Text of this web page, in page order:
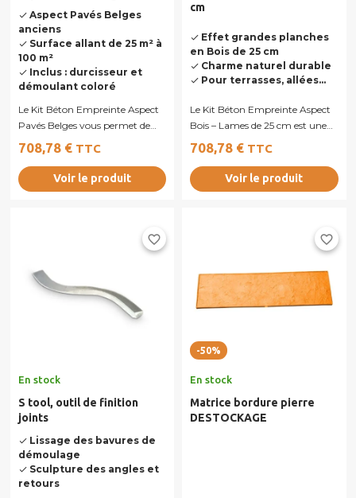
doneAspect Pavés Belges
anciens
doneSurface allant de 25 m² à
100 m²
doneInclus : durcisseur et
démoulant coloré
Le Kit Béton Empreinte Aspect
Pavés Belges vous permet de
recréer l’authenticité des
pavages...
708,78 € TTC
Voir le produit
cm
done Effet grandes planches
en Bois de 25 cm
done Charme naturel durable
done Pour terrasses, allées...
Le Kit Béton Empreinte Aspect
Bois – Lames de 25 cm est une
solution complète permettant
708,78 € TTC
Voir le produit
favorite_border
En stock
S tool, outil de finition
joints
doneLissage des bavures de
démoulage
doneSculpture des angles et
retours
-50%
favorite_border
En stock
Matrice bordure pierre
DESTOCKAGE